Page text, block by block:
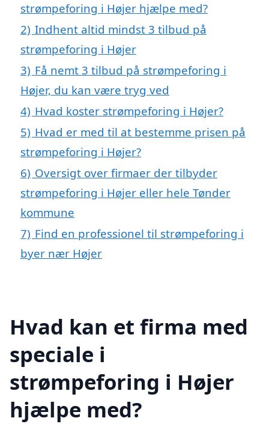
strømpeforing i Højer hjælpe med?
2) Indhent altid mindst 3 tilbud på
strømpeforing i Højer
3) Få nemt 3 tilbud på strømpeforing i
Højer, du kan være tryg ved
4) Hvad koster strømpeforing i Højer?
5) Hvad er med til at bestemme prisen på
strømpeforing i Højer?
6) Oversigt over firmaer der tilbyder
strømpeforing i Højer eller hele Tønder
kommune
7) Find en professionel til strømpeforing i
byer nær Højer
Hvad kan et firma med
speciale i
strømpeforing i Højer
hjælpe med?